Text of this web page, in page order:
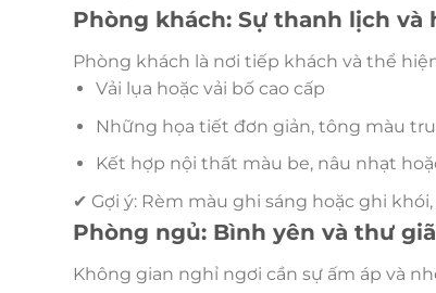
Phòng khách: Sự thanh lịch và
Phòng khách là nơi tiếp khách và thể
Vải lụa hoặc vải bố cao cấp
Những họa tiết đơn giản, tông màu
Kết hợp nội thất màu be, nâu nhạt
✔ Gợi ý: Rèm màu ghi sáng hoặc ghi
Phòng ngủ: Bình yên và thư
Không gian nghỉ ngơi cần sự ấm áp và